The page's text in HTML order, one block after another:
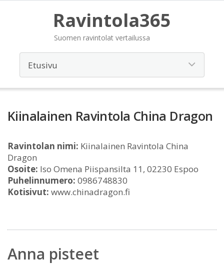
Ravintola365
Suomen ravintolat vertailussa
Kiinalainen Ravintola China Dragon
Ravintolan nimi: Kiinalainen Ravintola China
Dragon
Osoite: Iso Omena Piispansilta 11, 02230 Espoo
Puhelinnumero: 0986748830
Kotisivut: www.chinadragon.fi
Anna pisteet